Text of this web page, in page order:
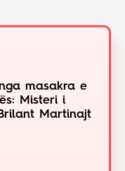
masakra e
Misteri i
Martinajt